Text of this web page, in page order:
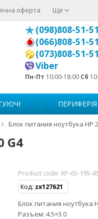
оферта Ще
(098)808-51-51
(066)808-51-51
(073)808-51-51
Viber
Пн-Пт 10:00-18:00 Сб
ПЕРИФЕРІЯ
Блок питания ноутбука HP
G4
Product code: KP-65-195-
Код: zx127621
Блок питания ноутбука
Разъем: 4.5×3.0